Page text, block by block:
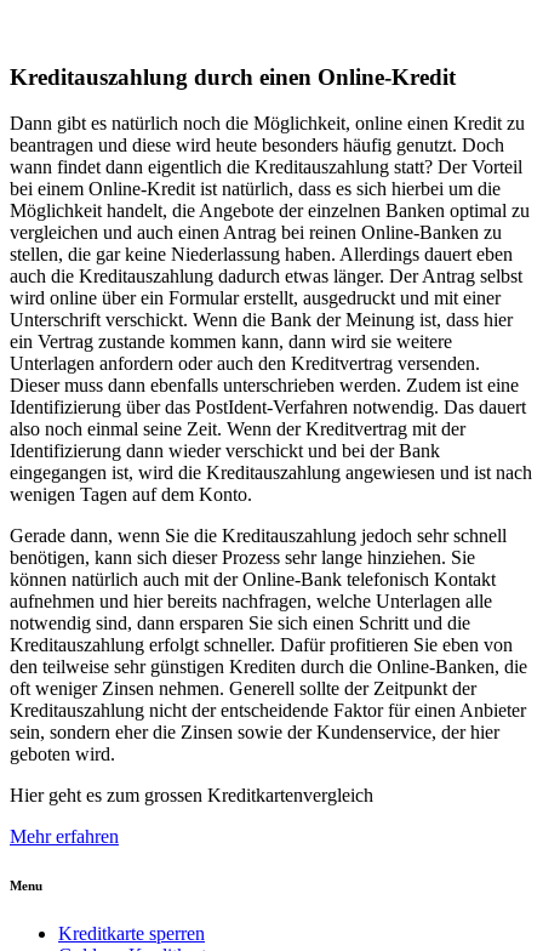
Kreditauszahlung durch einen Online-Kredit
Dann gibt es natürlich noch die Möglichkeit, online einen Kredit zu
beantragen und diese wird heute besonders häufig genutzt. Doch
wann findet dann eigentlich die Kreditauszahlung statt? Der Vorteil
bei einem Online-Kredit ist natürlich, dass es sich hierbei um die
Möglichkeit handelt, die Angebote der einzelnen Banken optimal zu
vergleichen und auch einen Antrag bei reinen Online-Banken zu
stellen, die gar keine Niederlassung haben. Allerdings dauert eben
auch die Kreditauszahlung dadurch etwas länger. Der Antrag selbst
wird online über ein Formular erstellt, ausgedruckt und mit einer
Unterschrift verschickt. Wenn die Bank der Meinung ist, dass hier
ein Vertrag zustande kommen kann, dann wird sie weitere
Unterlagen anfordern oder auch den Kreditvertrag versenden.
Dieser muss dann ebenfalls unterschrieben werden. Zudem ist eine
Identifizierung über das PostIdent-Verfahren notwendig. Das dauert
also noch einmal seine Zeit. Wenn der Kreditvertrag mit der
Identifizierung dann wieder verschickt und bei der Bank
eingegangen ist, wird die Kreditauszahlung angewiesen und ist nach
wenigen Tagen auf dem Konto.
Gerade dann, wenn Sie die Kreditauszahlung jedoch sehr schnell
benötigen, kann sich dieser Prozess sehr lange hinziehen. Sie
können natürlich auch mit der Online-Bank telefonisch Kontakt
aufnehmen und hier bereits nachfragen, welche Unterlagen alle
notwendig sind, dann ersparen Sie sich einen Schritt und die
Kreditauszahlung erfolgt schneller. Dafür profitieren Sie eben von
den teilweise sehr günstigen Krediten durch die Online-Banken, die
oft weniger Zinsen nehmen. Generell sollte der Zeitpunkt der
Kreditauszahlung nicht der entscheidende Faktor für einen Anbieter
sein, sondern eher die Zinsen sowie der Kundenservice, der hier
geboten wird.
Hier geht es zum grossen Kreditkartenvergleich
Mehr erfahren
Menu
Kreditkarte sperren